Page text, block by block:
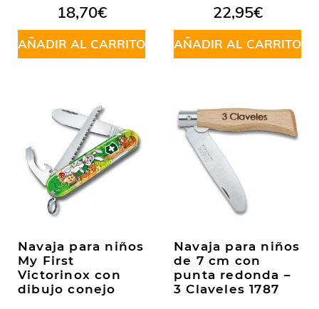
18,70€
AÑADIR AL CARRITO
22,95€
AÑADIR AL CARRITO
Navaja para niños
My First
Victorinox con
dibujo conejo
Navaja para niños
de 7 cm con
punta redonda –
3 Claveles 1787